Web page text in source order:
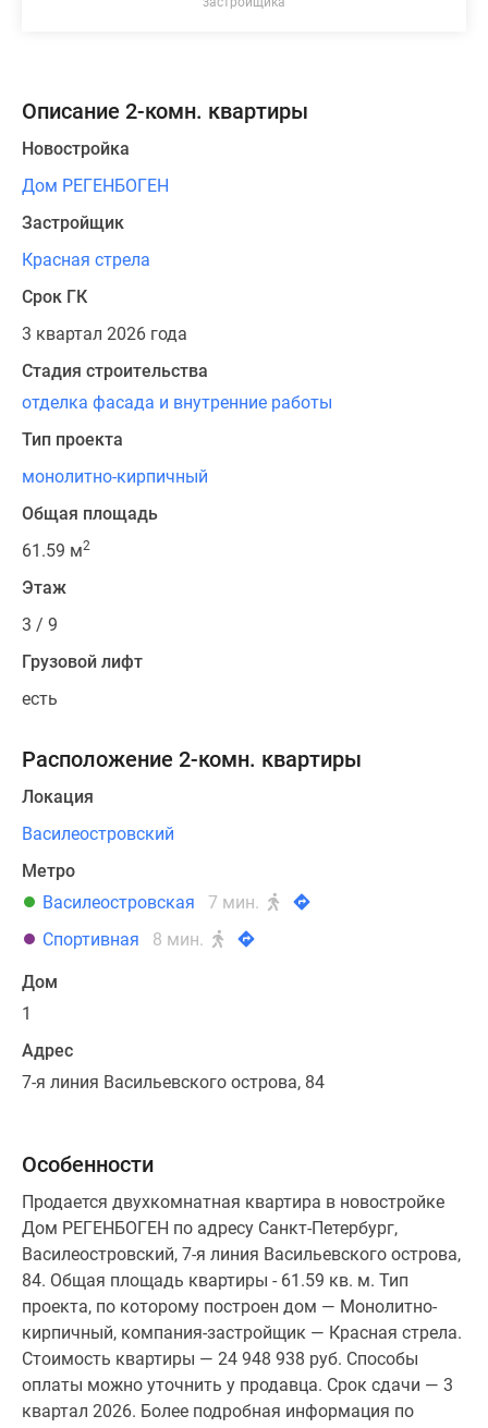
Описание 2-комн. квартиры
Новостройка
Дом РЕГЕНБОГЕН
Застройщик
Красная стрела
Срок ГК
3 квартал 2026 года
Стадия строительства
отделка фасада и внутренние работы
Тип проекта
монолитно-кирпичный
Общая площадь
61.59 м2
Этаж
3 / 9
Грузовой лифт
есть
Расположение 2-комн. квартиры
Локация
Василеостровский
Метро
Василеостровская
7 мин.
Спортивная
8 мин.
Дом
1
Адрес
7-я линия Васильевского острова, 84
Особенности
Продается двухкомнатная квартира в новостройке
Дом РЕГЕНБОГЕН по адресу Санкт-Петербург,
Василеостровский, 7-я линия Васильевского острова,
84. Общая площадь квартиры - 61.59 кв. м. Тип
проекта, по которому построен дом — Монолитно-
кирпичный, компания-застройщик — Красная стрела.
Стоимость квартиры — 24 948 938 руб. Способы
оплаты можно уточнить у продавца. Срок сдачи — 3
квартал 2026. Более подробная информация по